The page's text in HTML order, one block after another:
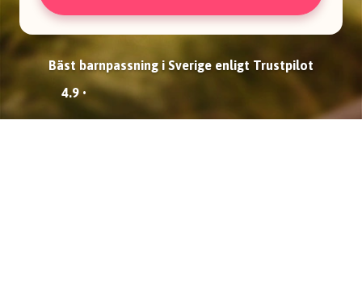
Bäst barnpassning i Sverige enligt Trustpilot
4.9 •